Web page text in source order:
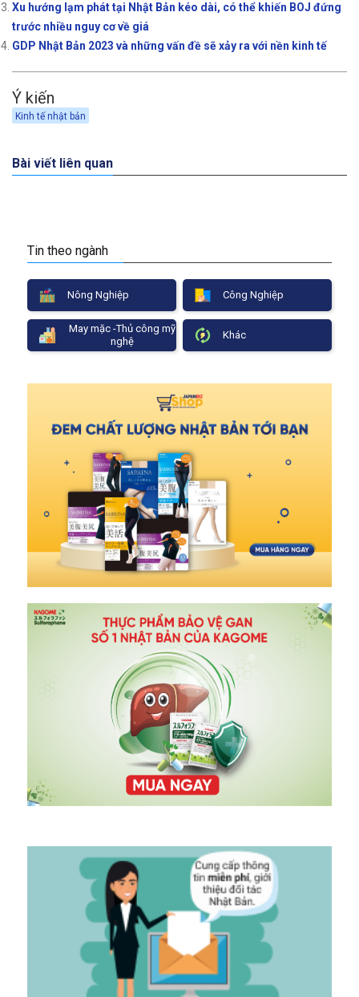
Xu hướng lạm phát tại Nhật Bản kéo dài, có thể khiến BOJ đứng
trước nhiều nguy cơ về giá
GDP Nhật Bản 2023 và những vấn đề sẽ xảy ra với nền kinh tế
Ý kiến
Kinh tế nhật bản
Bài viết liên quan
Tin theo ngành
Nông Nghiệp Công Nghiệp
May mặc -Thủ công mỹ
nghệ
Khác